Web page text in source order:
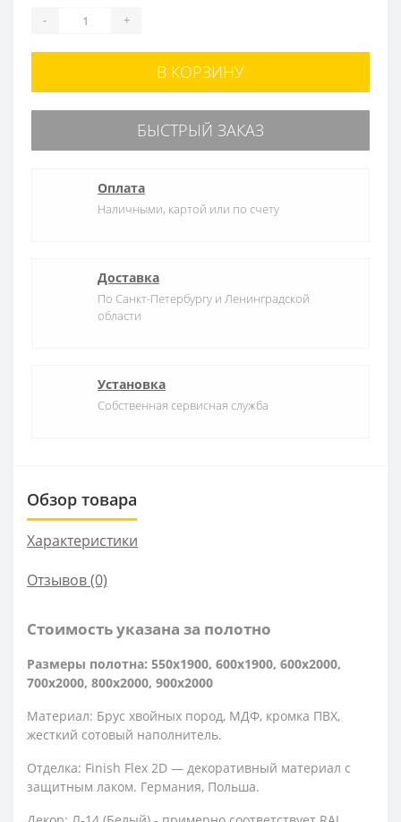
- +
В КОРЗИНУ
БЫСТРЫЙ ЗАКАЗ
Оплата
Наличными, картой или по счету
Доставка
По Санкт-Петербургу и Ленинградской
области
Установка
Собственная сервисная служба
Обзор товара
Характеристики
Отзывов (0)
Стоимость указана за полотно
Размеры полотна: 550x1900, 600x1900, 600x2000,
700x2000, 800x2000, 900x2000
Материал: Брус хвойных пород, МДФ, кромка ПВХ,
жесткий сотовый наполнитель.
Отделка: Finish Flex 2D — декоративный материал с
защитным лаком. Германия, Польша.